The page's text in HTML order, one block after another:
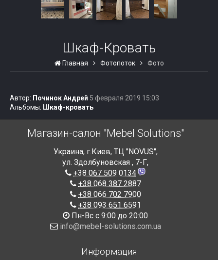
Шкаф-Кровать
Главная Фотопоток Фото
Автор: Починок Андрей 5 февраля 2019 15:03
Альбомы: Шкаф-кровать
Магазин-салон "Mebel Solutions"
Украина, г.Киев, ТЦ "NOVUS",
ул. Здолбуновская , 7-Г,
+38 067 509 0134
+38 068 387 2887
+38 066 702 7900
+38 093 651 6591
Пн-Вс с 9:00 до 20:00
info@mebel-solutions.com.ua
Информация